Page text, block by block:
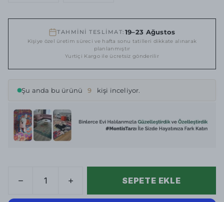
TAHMİNİ TESLİMAT: 19–23 Ağustos
Kişiye özel üretim süreci ve hafta sonu tatilleri dikkate alınarak
planlanmıştır
Yurtiçi Kargo ile ücretsiz gönderilir
Şu anda bu ürünü 9 kişi inceliyor.
SEPETE EKLE